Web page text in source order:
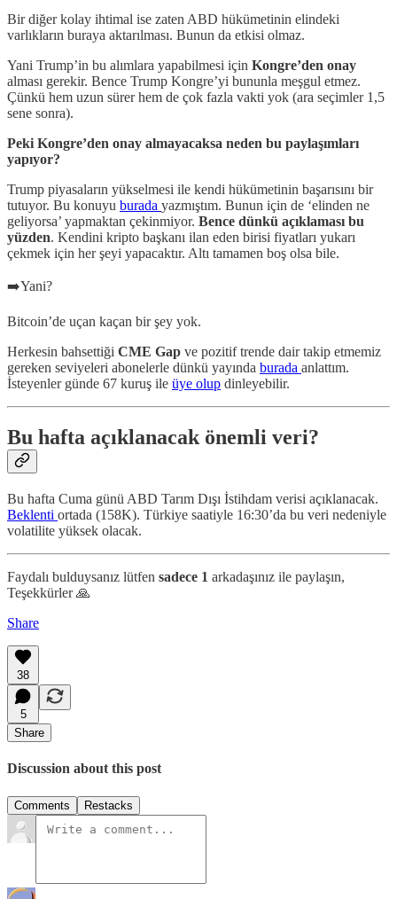
Bir diğer kolay ihtimal ise zaten ABD hükümetinin elindeki
varlıkların buraya aktarılması. Bunun da etkisi olmaz.
Yani Trump’in bu alımlara yapabilmesi için Kongre’den onay
alması gerekir. Bence Trump Kongre’yi bununla meşgul etmez.
Çünkü hem uzun sürer hem de çok fazla vakti yok (ara seçimler 1,5
sene sonra).
Peki Kongre’den onay almayacaksa neden bu paylaşımları
yapıyor?
Trump piyasaların yükselmesi ile kendi hükümetinin başarısını bir
tutuyor. Bu konuyu burada yazmıştım. Bunun için de ‘elinden ne
geliyorsa’ yapmaktan çekinmiyor. Bence dünkü açıklaması bu
yüzden. Kendini kripto başkanı ilan eden birisi fiyatları yukarı
çekmek için her şeyi yapacaktır. Altı tamamen boş olsa bile.
➡️Yani?
Bitcoin’de uçan kaçan bir şey yok.
Herkesin bahsettiği CME Gap ve pozitif trende dair takip etmemiz
gereken seviyeleri abonelerle dünkü yayında burada anlattım.
İsteyenler günde 67 kuruş ile üye olup dinleyebilir.
Bu hafta açıklanacak önemli veri?
Bu hafta Cuma günü ABD Tarım Dışı İstihdam verisi açıklanacak.
Beklenti ortada (158K). Türkiye saatiyle 16:30’da bu veri nedeniyle
volatilite yüksek olacak.
Faydalı bulduysanız lütfen sadece 1 arkadaşınız ile paylaşın,
Teşekkürler 🙏
Share
38
5
Share
Discussion about this post
Comments Restacks